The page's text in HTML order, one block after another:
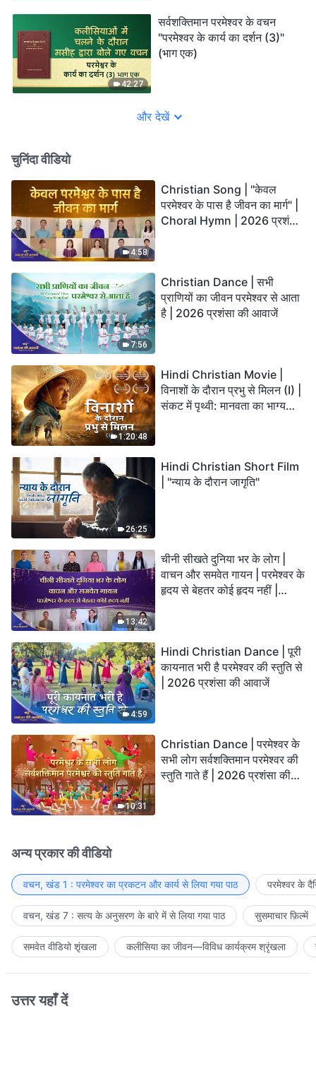
42:27
सर्वशक्तिमान परमेश्वर के वचन
"परमेश्वर के कार्य का दर्शन (3)"
(भाग एक)
और देखें
चुनिंदा वीडियो
4:58
Christian Song | "केवल
परमेश्वर के पास है जीवन का मार्ग" |
Choral Hymn | 2026 प्रशंसा
7:56
Christian Dance | सभी
प्राणियों का जीवन परमेश्वर से आता
है | 2026 प्रशंसा की आवाजें
1:20:48
Hindi Christian Movie |
विनाशों के दौरान प्रभु से मिलन (I) |
संकट में पृथ्वी: मानवता का भाग्य
26:25
Hindi Christian Short Film
| "न्याय के दौरान जागृति"
13:42
चीनी सीखते दुनिया भर के लोग |
वाचन और समवेत गायन | परमेश्वर के
हृदय से बेहतर कोई हृदय नहीं |
4:59
Hindi Christian Dance | पूरी
कायनात भरी है परमेश्वर की स्तुति से
| 2026 प्रशंसा की आवाजें
10:31
Christian Dance | परमेश्वर के
सभी लोग सर्वशक्तिमान परमेश्वर की
स्तुति गाते हैं | 2026 प्रशंसा की
अन्य प्रकार की वीडियो
वचन, खंड 1 : परमेश्वर का प्रकटन और कार्य से लिया गया पाठ परमेश्वर के
वचन, खंड 7 : सत्य के अनुसरण के बारे में से लिया गया पाठ सुसमाचार फ़िल्में
समवेत वीडियो शृंखला कलीसिया का जीवन—विविध कार्यक्रम श्रृंखला
उत्तर यहाँ दें